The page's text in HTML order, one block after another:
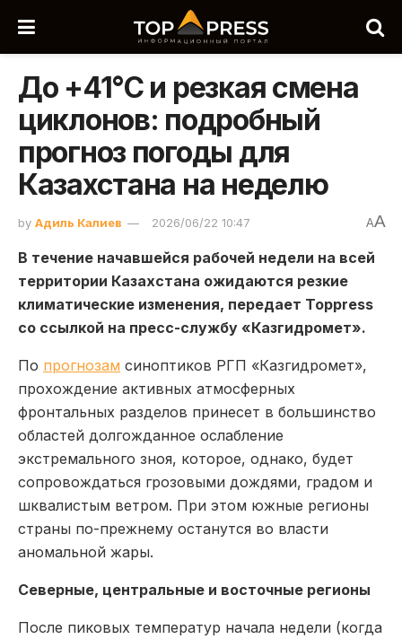
До +41°C и резкая смена
циклонов: подробный
прогноз погоды для
Казахстана на неделю
by Адиль Калиев 2026/06/22 10:47 AA
В течение начавшейся рабочей недели на всей
территории Казахстана ожидаются резкие
климатические изменения, передает Toppress
со ссылкой на пресс-службу «Казгидромет».
По прогнозам синоптиков РГП «Казгидромет»,
прохождение активных атмосферных
фронтальных разделов принесет в большинство
областей долгожданное ослабление
экстремального зноя, которое, однако, будет
сопровождаться грозовыми дождями, градом и
шквалистым ветром. При этом южные регионы
страны по-прежнему останутся во власти
аномальной жары.
Северные, центральные и восточные регионы
После пиковых температур начала недели (когда